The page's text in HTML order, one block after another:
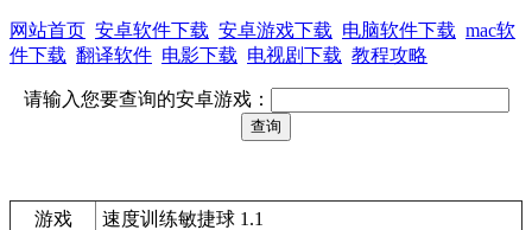
网站首页 安卓软件下载 安卓游戏下载 电脑软件下载 mac软
件下载 翻译软件 电影下载 电视剧下载 教程攻略
请输入您要查询的安卓游戏：
游戏
速度训练敏捷球 1.1